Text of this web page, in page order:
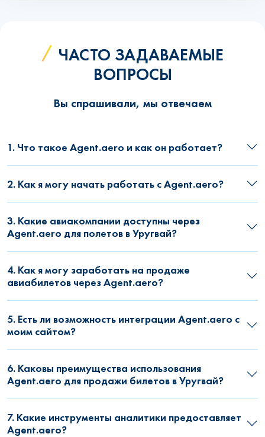
ЧАСТО ЗАДАВАЕМЫЕ
ВОПРОСЫ
Вы спрашивали, мы отвечаем
1. Что такое Agent.aero и как он работает?
2. Как я могу начать работать с Agent.aero?
3. Какие авиакомпании доступны через
Agent.aero для полетов в Уругвай?
4. Как я могу заработать на продаже
авиабилетов через Agent.aero?
5. Есть ли возможность интеграции Agent.aero с
моим сайтом?
6. Каковы преимущества использования
Agent.aero для продажи билетов в Уругвай?
7. Какие инструменты аналитики предоставляет
Agent.aero?